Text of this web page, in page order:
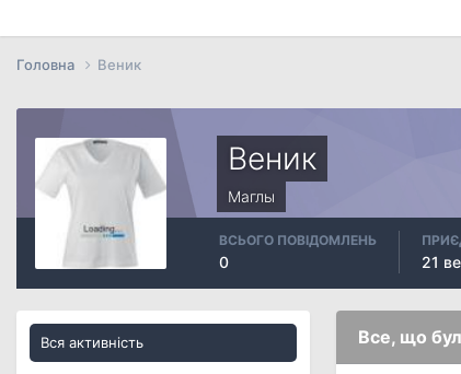
Головна Веник
Веник
Маглы
ВСЬОГО ПОВІДОМЛЕНЬ
0 21
Вся активність Все, що